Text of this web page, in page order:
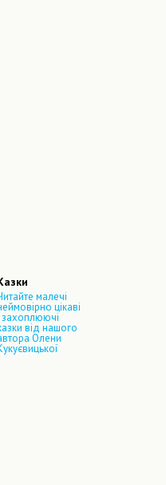
малечі
цікаві
захоплюючі
від нашого
Олени